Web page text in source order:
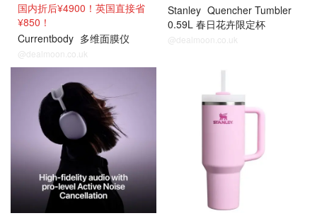
国内折后¥4900！英国直接省
¥850！
Currentbody 多维面膜仪
@dealmoon.co.uk
Stanley Quencher Tumbler
0.59L 春日花卉限定杯
@dealmoon.co.uk